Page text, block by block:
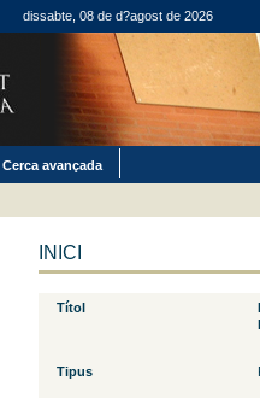
dissabte, 08 de d?agost de 2026
Cerca avançada
INICI
Títol
Tipus